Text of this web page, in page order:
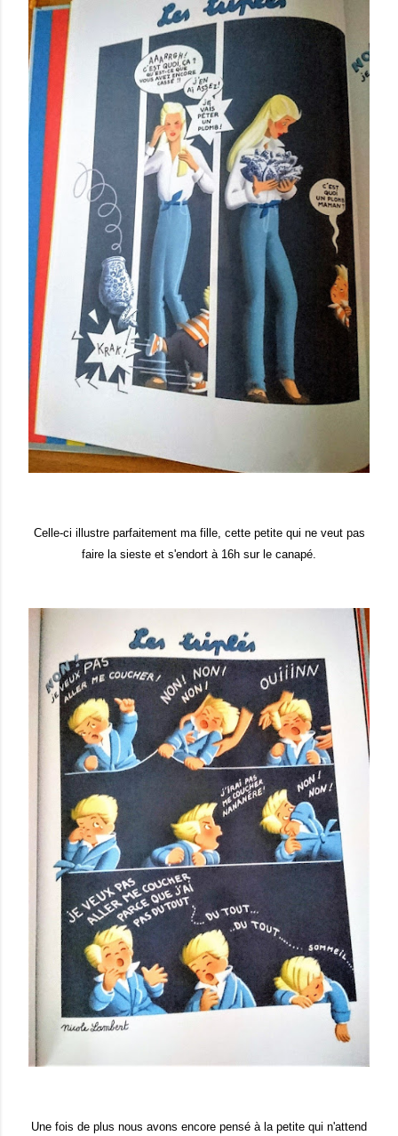
Celle-ci illustre parfaitement ma fille, cette petite qui ne veut pas
faire la sieste et s'endort à 16h sur le canapé.
Une fois de plus nous avons encore pensé à la petite qui n'attend